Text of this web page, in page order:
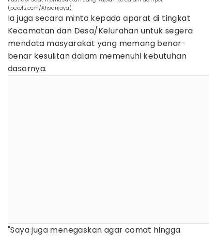
(pexels.com/Ahsanjaya)
Ia juga secara minta kepada aparat di tingkat
Kecamatan dan Desa/Kelurahan untuk segera
mendata masyarakat yang memang benar-
benar kesulitan dalam memenuhi kebutuhan
dasarnya.
"Saya juga menegaskan agar camat hingga